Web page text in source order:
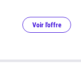
Voir l'offre